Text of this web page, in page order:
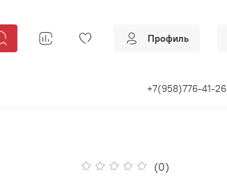
Профиль
+7(958)776-41-26
(0)